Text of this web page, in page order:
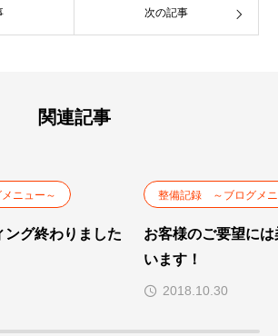
次の記事
関連記事
ニュー～
ング終わりました
整備記録 ～ブログメ
お客様のご要望に
います！
2018.10.30